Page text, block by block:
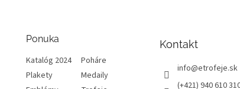
Ponuka
Katalóg 2024
Poháre
Plakety
Medaily
Kontakt
info@etrofeje.sk
(+421) 940 610